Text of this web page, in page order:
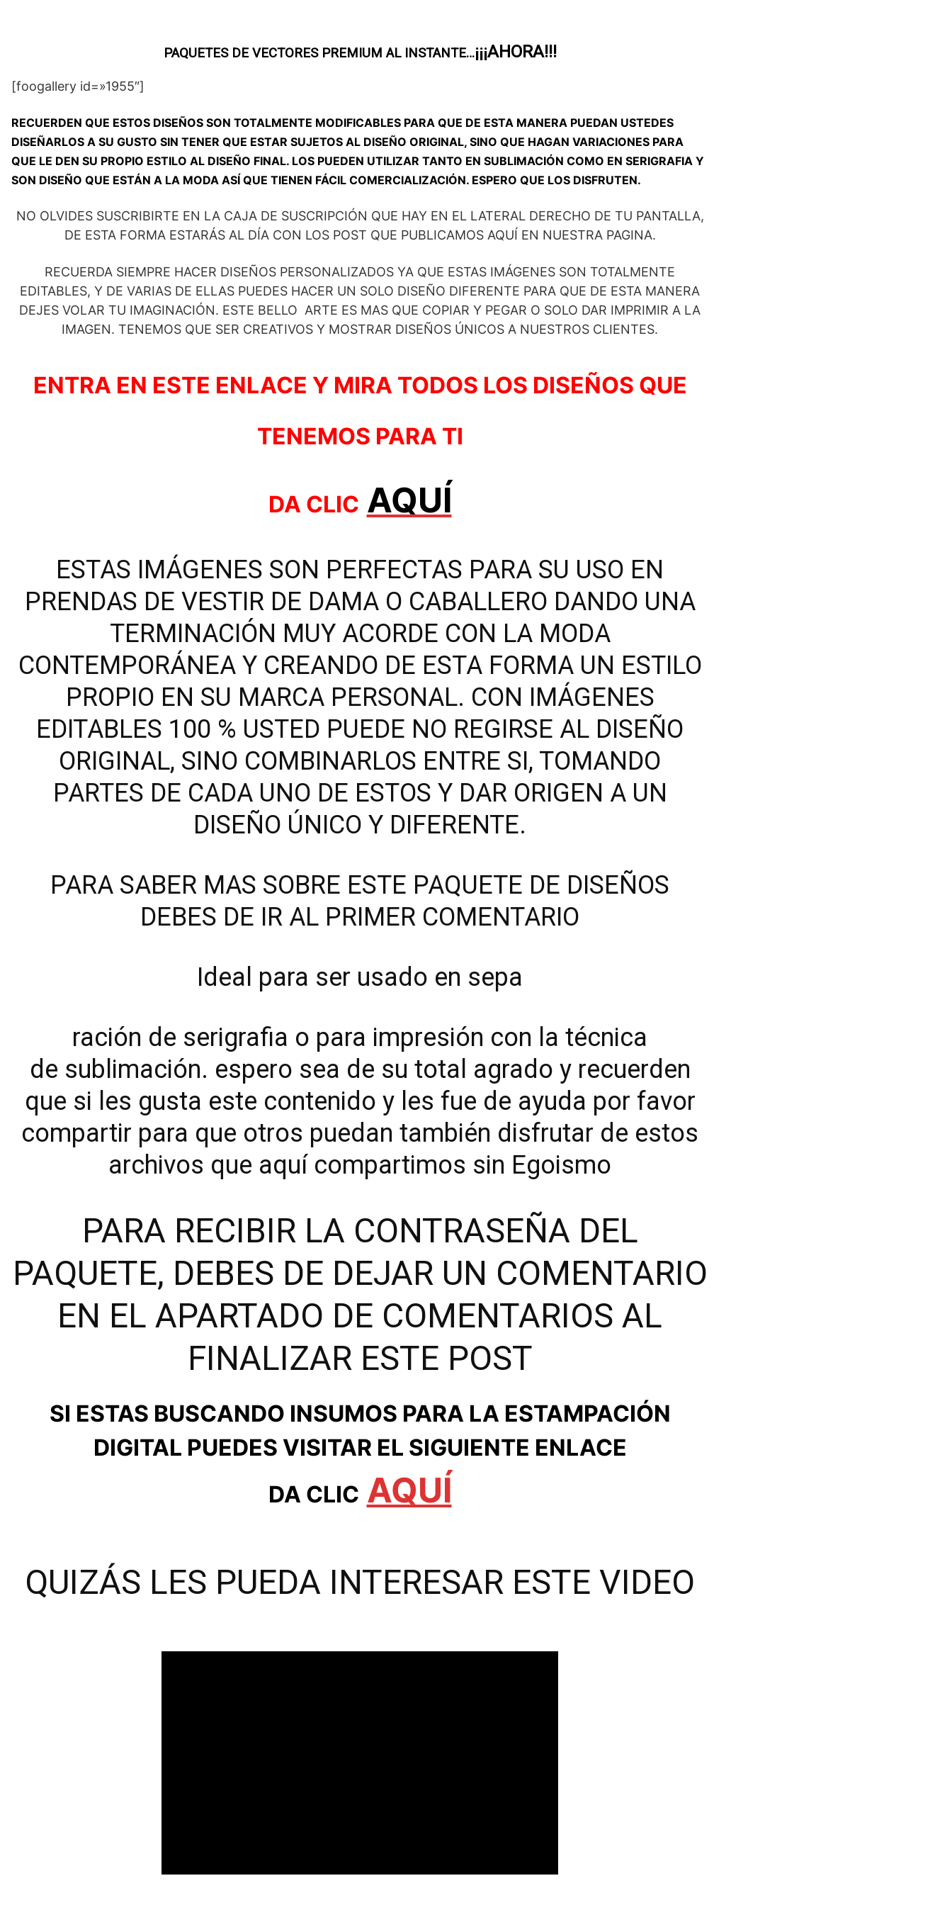
PAQUETES DE VECTORES PREMIUM AL INSTANTE…¡¡¡AHORA!!!
[foogallery id=»1955″]
RECUERDEN QUE ESTOS DISEÑOS SON TOTALMENTE MODIFICABLES PARA QUE DE ESTA MANERA PUEDAN USTEDES
DISEÑARLOS A SU GUSTO SIN TENER QUE ESTAR SUJETOS AL DISEÑO ORIGINAL, SINO QUE HAGAN VARIACIONES PARA
QUE LE DEN SU PROPIO ESTILO AL DISEÑO FINAL. LOS PUEDEN UTILIZAR TANTO EN SUBLIMACIÓN COMO EN SERIGRAFIA Y
SON DISEÑO QUE ESTÁN A LA MODA ASÍ QUE TIENEN FÁCIL COMERCIALIZACIÓN. ESPERO QUE LOS DISFRUTEN.
NO OLVIDES SUSCRIBIRTE EN LA CAJA DE SUSCRIPCIÓN QUE HAY EN EL LATERAL DERECHO DE TU PANTALLA,
DE ESTA FORMA ESTARÁS AL DÍA CON LOS POST QUE PUBLICAMOS AQUÍ EN NUESTRA PAGINA.
RECUERDA SIEMPRE HACER DISEÑOS PERSONALIZADOS YA QUE ESTAS IMÁGENES SON TOTALMENTE
EDITABLES, Y DE VARIAS DE ELLAS PUEDES HACER UN SOLO DISEÑO DIFERENTE PARA QUE DE ESTA MANERA
DEJES VOLAR TU IMAGINACIÓN. ESTE BELLO ARTE ES MAS QUE COPIAR Y PEGAR O SOLO DAR IMPRIMIR A LA
IMAGEN. TENEMOS QUE SER CREATIVOS Y MOSTRAR DISEÑOS ÚNICOS A NUESTROS CLIENTES.
ENTRA EN ESTE ENLACE Y MIRA TODOS LOS DISEÑOS QUE
TENEMOS PARA TI
DA CLIC AQUÍ
ESTAS IMÁGENES SON PERFECTAS PARA SU USO EN
PRENDAS DE VESTIR DE DAMA O CABALLERO DANDO UNA
TERMINACIÓN MUY ACORDE CON LA MODA
CONTEMPORÁNEA Y CREANDO DE ESTA FORMA UN ESTILO
PROPIO EN SU MARCA PERSONAL. CON IMÁGENES
EDITABLES 100 % USTED PUEDE NO REGIRSE AL DISEÑO
ORIGINAL, SINO COMBINARLOS ENTRE SI, TOMANDO
PARTES DE CADA UNO DE ESTOS Y DAR ORIGEN A UN
DISEÑO ÚNICO Y DIFERENTE.
PARA SABER MAS SOBRE ESTE PAQUETE DE DISEÑOS
DEBES DE IR AL PRIMER COMENTARIO
Ideal para ser usado en sepa
ración de serigrafia o para impresión con la técnica
de sublimación. espero sea de su total agrado y recuerden
que si les gusta este contenido y les fue de ayuda por favor
compartir para que otros puedan también disfrutar de estos
archivos que aquí compartimos sin Egoismo
PARA RECIBIR LA CONTRASEÑA DEL
PAQUETE, DEBES DE DEJAR UN COMENTARIO
EN EL APARTADO DE COMENTARIOS AL
FINALIZAR ESTE POST
SI ESTAS BUSCANDO INSUMOS PARA LA ESTAMPACIÓN
DIGITAL PUEDES VISITAR EL SIGUIENTE ENLACE
DA CLIC AQUÍ
QUIZÁS LES PUEDA INTERESAR ESTE VIDEO